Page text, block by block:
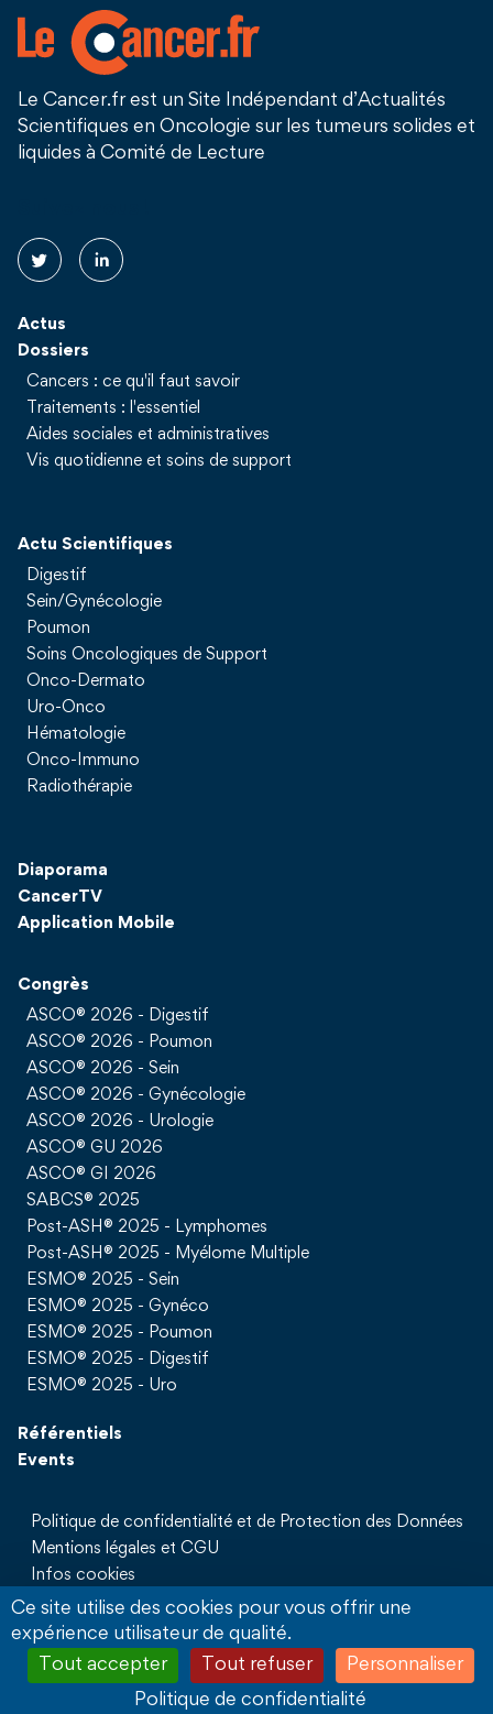
Le Cancer.fr est un Site Indépendant d’Actualités
Scientifiques en Oncologie sur les tumeurs solides et
liquides à Comité de Lecture
Actus
Dossiers
Cancers : ce qu'il faut savoir
Traitements : l'essentiel
Aides sociales et administratives
Vis quotidienne et soins de support
Actu Scientifiques
Digestif
Sein/Gynécologie
Poumon
Soins Oncologiques de Support
Onco-Dermato
Uro-Onco
Hématologie
Onco-Immuno
Radiothérapie
Diaporama
CancerTV
Application Mobile
Congrès
ASCO® 2026 - Digestif
ASCO® 2026 - Poumon
ASCO® 2026 - Sein
ASCO® 2026 - Gynécologie
ASCO® 2026 - Urologie
ASCO® GU 2026
ASCO® GI 2026
SABCS® 2025
Post-ASH® 2025 - Lymphomes
Post-ASH® 2025 - Myélome Multiple
ESMO® 2025 - Sein
ESMO® 2025 - Gynéco
ESMO® 2025 - Poumon
ESMO® 2025 - Digestif
ESMO® 2025 - Uro
Référentiels
Events
Politique de confidentialité et de Protection des Données
Mentions légales et CGU
Infos cookies
Qui sommes nous
Partenaires
Sites Partenaires
Nous contacter
Ce site utilise des cookies pour vous offrir une
expérience utilisateur de qualité.
Tout accepter
Tout refuser
Personnaliser
Politique de confidentialité